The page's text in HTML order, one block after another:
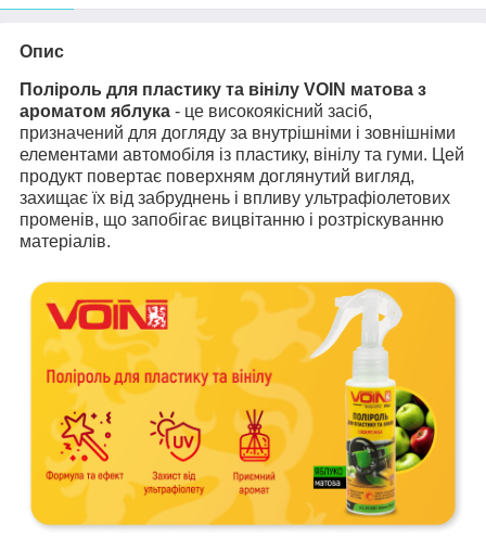
Опис
Поліроль для пластику та вінілу VOIN матова з
ароматом яблука - це високоякісний засіб,
призначений для догляду за внутрішніми і зовнішніми
елементами автомобіля із пластику, вінілу та гуми. Цей
продукт повертає поверхням доглянутий вигляд,
захищає їх від забруднень і впливу ультрафіолетових
променів, що запобігає вицвітанню і розтріскуванню
матеріалів.